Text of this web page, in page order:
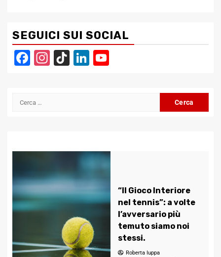
SEGUICI SUI SOCIAL
Facebook
Instagram
TikTokLinkedIn
Ricerca
“Il Gioco Interiore
nel tennis”: a volte
l’avversario più
temuto siamo noi
stessi.
Roberta Iuppa